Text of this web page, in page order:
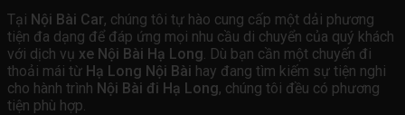
Tại Nội Bài Car, chúng tôi tự hào cung cấp một dải phương
tiện đa dạng để đáp ứng mọi nhu cầu di chuyển của quý khách
với dịch vụ xe Nội Bài Hạ Long. Dù bạn cần một chuyến đi
thoải mái từ Hạ Long Nội Bài hay đang tìm kiếm sự tiện nghi
cho hành trình Nội Bài đi Hạ Long, chúng tôi đều có phương
tiện phù hợp.